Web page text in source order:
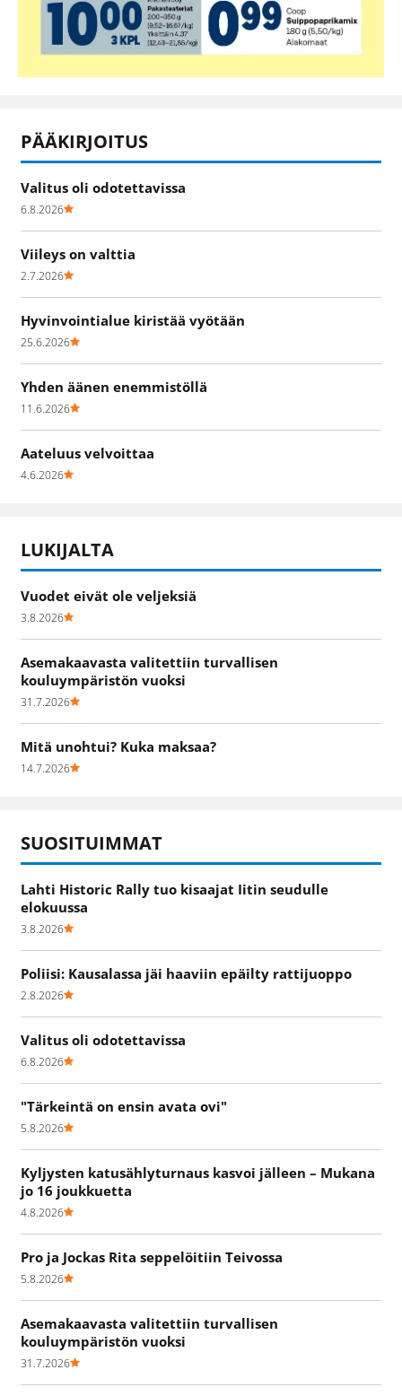
PÄÄKIRJOITUS
Valitus oli odotettavissa
6.8.2026
Viileys on valttia
2.7.2026
Hyvinvointialue kiristää vyötään
25.6.2026
Yhden äänen enemmistöllä
11.6.2026
Aateluus velvoittaa
4.6.2026
LUKIJALTA
Vuodet eivät ole veljeksiä
3.8.2026
Asemakaavasta valitettiin turvallisen
kouluympäristön vuoksi
31.7.2026
Mitä unohtui? Kuka maksaa?
14.7.2026
SUOSITUIMMAT
Lahti Historic Rally tuo kisaajat Iitin seudulle
elokuussa
3.8.2026
Poliisi: Kausalassa jäi haaviin epäilty rattijuoppo
2.8.2026
Valitus oli odotettavissa
6.8.2026
"Tärkeintä on ensin avata ovi"
5.8.2026
Kyljysten katusählyturnaus kasvoi jälleen – Mukana
jo 16 joukkuetta
4.8.2026
Pro ja Jockas Rita seppelöitiin Teivossa
5.8.2026
Asemakaavasta valitettiin turvallisen
kouluympäristön vuoksi
31.7.2026